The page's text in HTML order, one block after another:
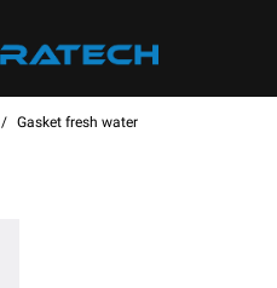
Gasket fresh water